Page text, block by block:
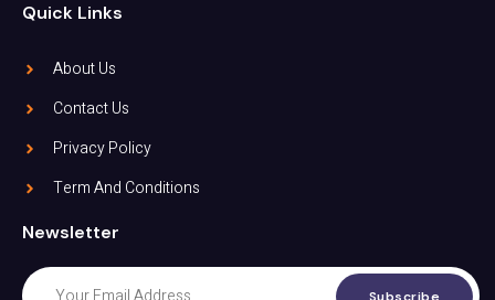
Quick Links
About Us
Contact Us
Privacy Policy
Term And Conditions
Newsletter
Subscribe